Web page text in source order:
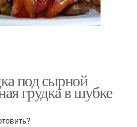
под сырной
грудка в шубке